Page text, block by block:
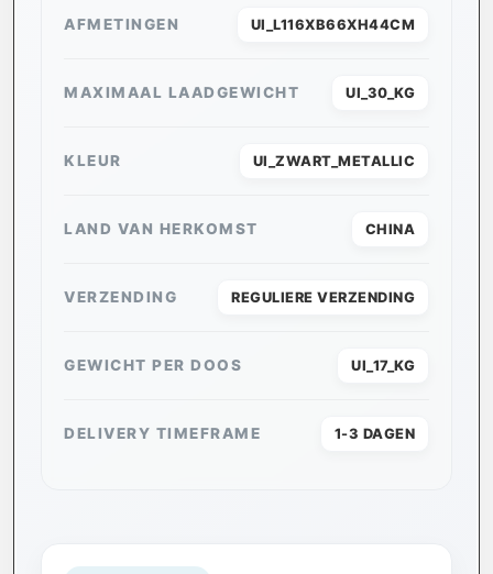
AFMETINGEN UI_L116XB66XH44CM
MAXIMAAL LAADGEWICHT UI_30_KG
KLEUR UI_ZWART_METALLIC
LAND VAN HERKOMST CHINA
VERZENDING REGULIERE VERZENDING
GEWICHT PER DOOS UI_17_KG
DELIVERY TIMEFRAME 1-3 DAGEN